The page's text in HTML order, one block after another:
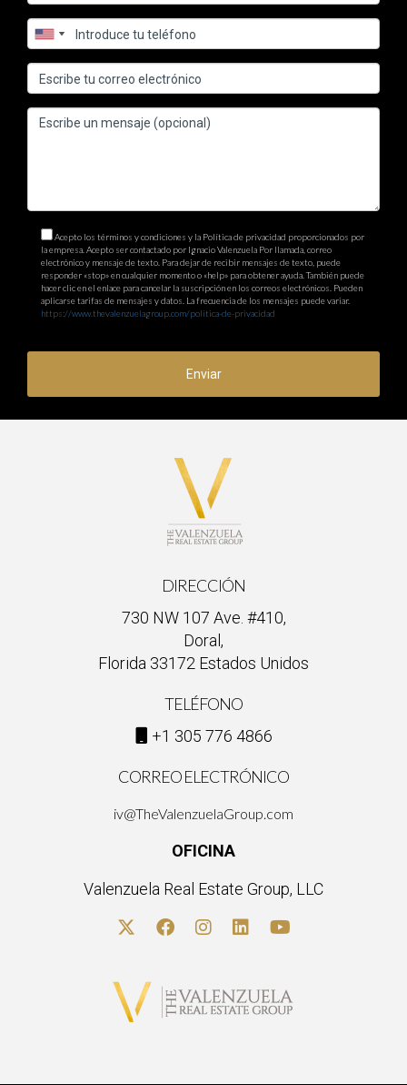
Acepto los términos y condiciones y la Política de privacidad proporcionados por
la empresa. Acepto ser contactado por Ignacio Valenzuela Por llamada, correo
electrónico y mensaje de texto. Para dejar de recibir mensajes de texto, puede
responder «stop» en cualquier momento o «help» para obtener ayuda. También puede
hacer clic en el enlace para cancelar la suscripción en los correos electrónicos. Pueden
aplicarse tarifas de mensajes y datos. La frecuencia de los mensajes puede variar.
https://www.thevalenzuelagroup.com/politica-de-privacidad
Enviar
DIRECCIÓN
730 NW 107 Ave. #410,
Doral,
Florida 33172 Estados Unidos
TELÉFONO
+1 305 776 4866
CORREO ELECTRÓNICO
iv@TheValenzuelaGroup.com
OFICINA
Valenzuela Real Estate Group, LLC